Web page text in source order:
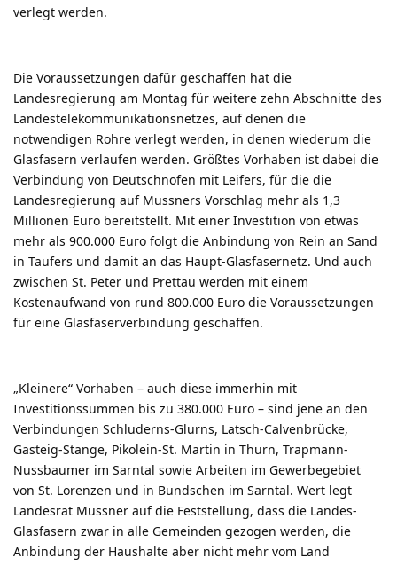
verlegt werden.
Die Voraussetzungen dafür geschaffen hat die
Landesregierung am Montag für weitere zehn Abschnitte des
Landestelekommunikationsnetzes, auf denen die
notwendigen Rohre verlegt werden, in denen wiederum die
Glasfasern verlaufen werden. Größtes Vorhaben ist dabei die
Verbindung von Deutschnofen mit Leifers, für die die
Landesregierung auf Mussners Vorschlag mehr als 1,3
Millionen Euro bereitstellt. Mit einer Investition von etwas
mehr als 900.000 Euro folgt die Anbindung von Rein an Sand
in Taufers und damit an das Haupt-Glasfasernetz. Und auch
zwischen St. Peter und Prettau werden mit einem
Kostenaufwand von rund 800.000 Euro die Voraussetzungen
für eine Glasfaserverbindung geschaffen.
„Kleinere“ Vorhaben – auch diese immerhin mit
Investitionssummen bis zu 380.000 Euro – sind jene an den
Verbindungen Schluderns-Glurns, Latsch-Calvenbrücke,
Gasteig-Stange, Pikolein-St. Martin in Thurn, Trapmann-
Nussbaumer im Sarntal sowie Arbeiten im Gewerbegebiet
von St. Lorenzen und in Bundschen im Sarntal. Wert legt
Landesrat Mussner auf die Feststellung, dass die Landes-
Glasfasern zwar in alle Gemeinden gezogen werden, die
Anbindung der Haushalte aber nicht mehr vom Land